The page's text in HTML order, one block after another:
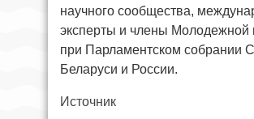
научного сообщества,
эксперты и члены Молодежной
при Парламентском собрании
Беларуси и России.
Источник